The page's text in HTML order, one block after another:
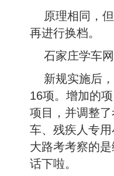
原理相同，
再进行换档。
石家庄学车
新规实施后
16项。增加的
项目，并调整
车、残疾人专
大路考考察的
话下啦。